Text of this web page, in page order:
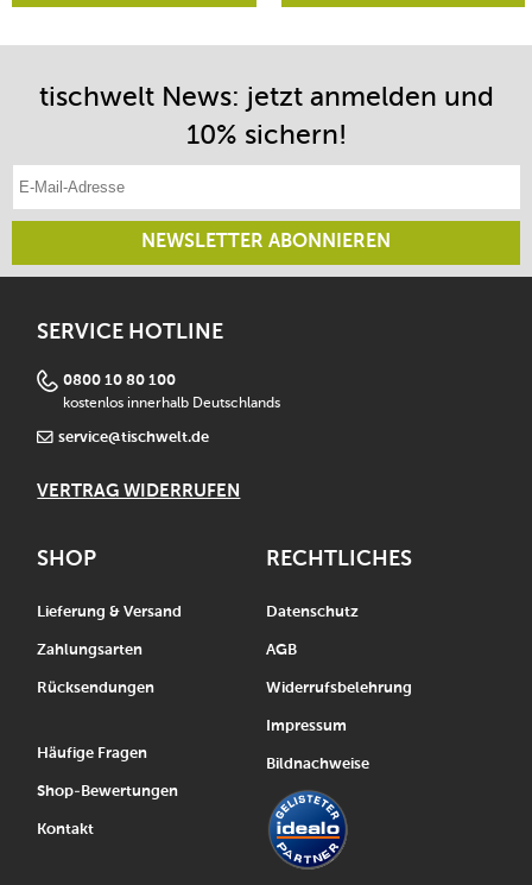
tischwelt News: jetzt anmelden und
10% sichern!
E-Mail-Adresse eintragen
NEWSLETTER ABONNIEREN
SERVICE HOTLINE
0800 10 80 100
kostenlos innerhalb Deutschlands
service@tischwelt.de
VERTRAG WIDERRUFEN
SHOP
Lieferung & Versand
Zahlungsarten
Rücksendungen
Häufige Fragen
Shop-Bewertungen
Kontakt
RECHTLICHES
Datenschutz
AGB
Widerrufsbelehrung
Impressum
Bildnachweise